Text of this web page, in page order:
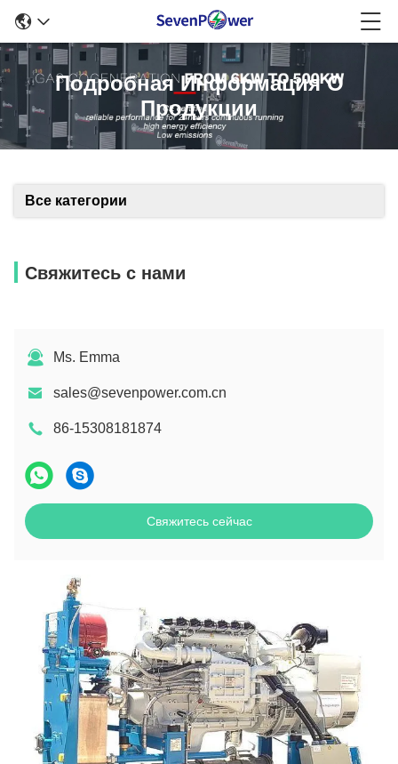
Подробная Информация О
Продукции
Все категории
Свяжитесь с нами
Ms. Emma
sales@sevenpower.com.cn
86-15308181874
Свяжитесь сейчас